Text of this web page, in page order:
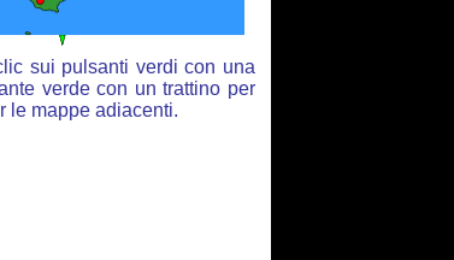
sui pulsanti verdi con una
verde con un trattino per
le mappe adiacenti.